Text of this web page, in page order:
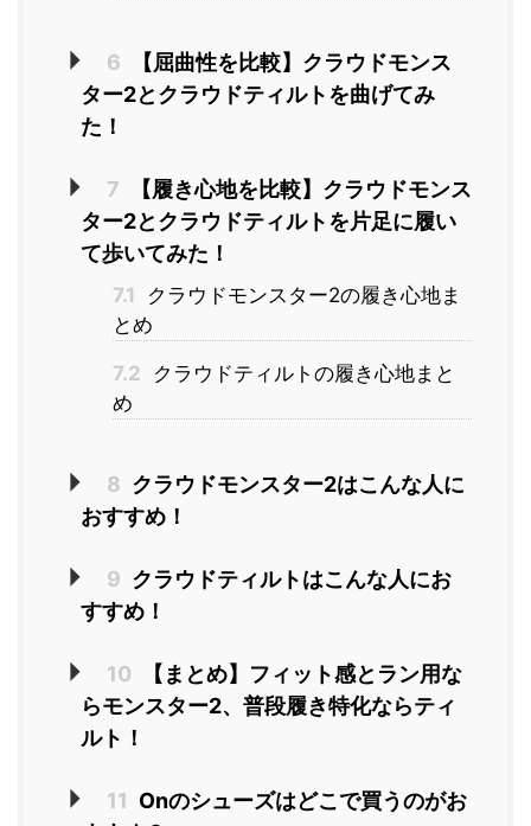
6
【屈曲性を比較】クラウドモンス
ター2とクラウドティルトを曲げてみ
た！
7
【履き心地を比較】クラウドモンス
ター2とクラウドティルトを片足に履い
て歩いてみた！
7.1
クラウドモンスター2の履き心地ま
とめ
7.2
クラウドティルトの履き心地まと
め
8 クラウドモンスター2はこんな人に
おすすめ！
9 クラウドティルトはこんな人にお
すすめ！
10
【まとめ】フィット感とラン用な
らモンスター2、普段履き特化ならティ
ルト！
11 Onのシューズはどこで買うのがお